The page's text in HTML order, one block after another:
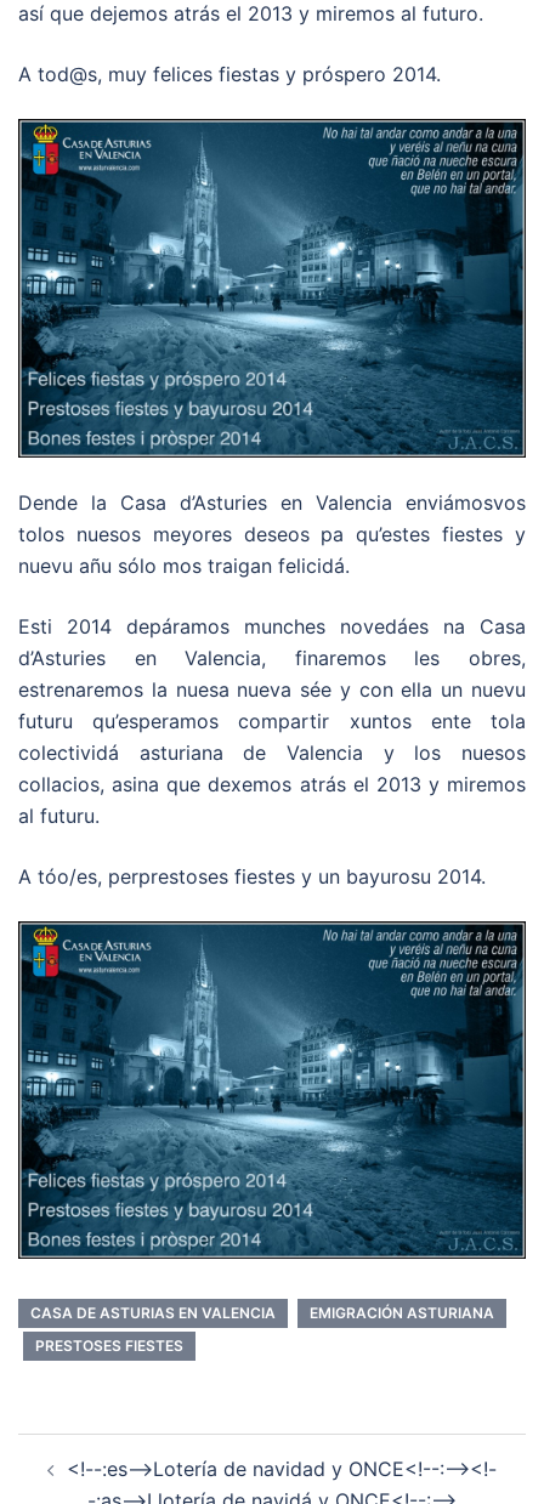
así que dejemos atrás el 2013 y miremos al futuro.
A tod@s, muy felices fiestas y próspero 2014.
Dende la Casa d’Asturies en Valencia enviámosvos
tolos nuesos meyores deseos pa qu’estes fiestes y
nuevu añu sólo mos traigan felicidá.
Esti 2014 depáramos munches novedáes na Casa
d’Asturies en Valencia, finaremos les obres,
estrenaremos la nuesa nueva sée y con ella un nuevu
futuru qu’esperamos compartir xuntos ente tola
colectividá asturiana de Valencia y los nuesos
collacios, asina que dexemos atrás el 2013 y miremos
al futuru.
A tóo/es, perprestoses fiestes y un bayurosu 2014.
CASA DE ASTURIAS EN VALENCIA
EMIGRACIÓN ASTURIANA
PRESTOSES FIESTES
de
<!--:es-->Lotería de navidad y ONCE<!--:--><!-